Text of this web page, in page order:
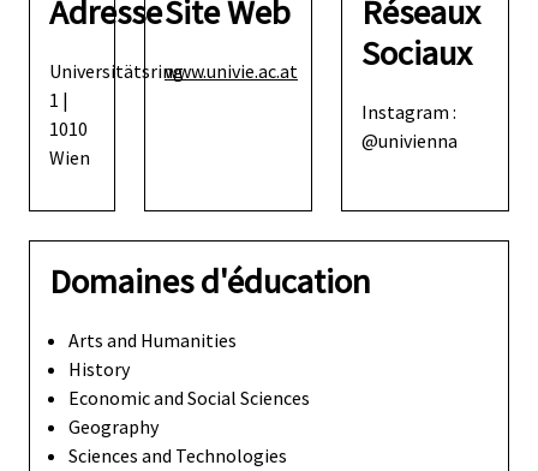
Adresse
Universitätsring
1 |
1010
Wien
Site Web
www.univie.ac.at
Réseaux
Sociaux
Instagram :
@univienna
Domaines d'éducation
Arts and Humanities
History
Economic and Social Sciences
Geography
Sciences and Technologies